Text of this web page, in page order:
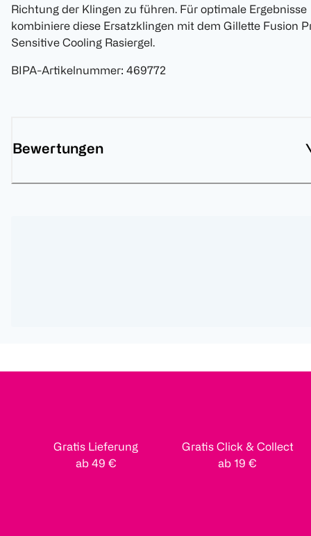
Richtung der Klingen zu führen. Für optimale Ergebnisse
kombiniere diese Ersatzklingen mit dem Gillette Fusion
Sensitive Cooling Rasiergel.
BIPA-Artikelnummer: 469772
Bewertungen
Gratis Lieferung
ab 49 €
Gratis Click & Collect
ab 19 €